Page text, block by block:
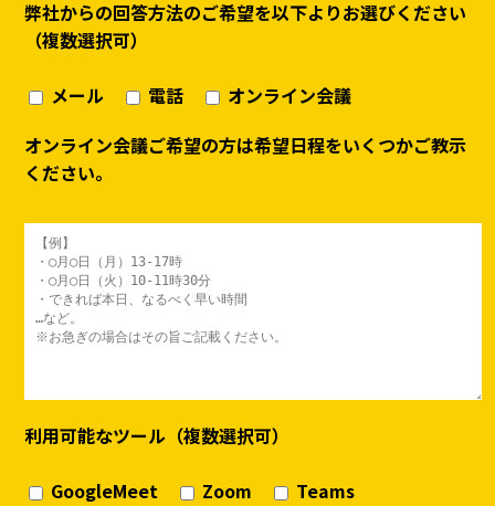
弊社からの回答方法のご希望を以下よりお選びください
（複数選択可）
メール 電話
オンライン会議
オンライン会議ご希望の方は希望日程をいくつかご教示
ください。
利用可能なツール（複数選択可）
GoogleMeet Zoom Teams